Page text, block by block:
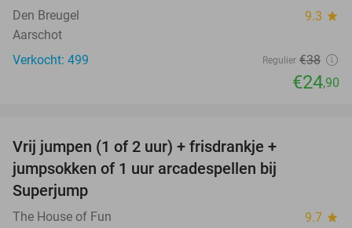
Den Breugel 9.3 star
Aarschot
Verkocht: 499
Regulier €38
€24,90
Vrij jumpen (1 of 2 uur) + frisdrankje +
jumpsokken of 1 uur arcadespellen bij
Superjump
The House of Fun 9.7 star